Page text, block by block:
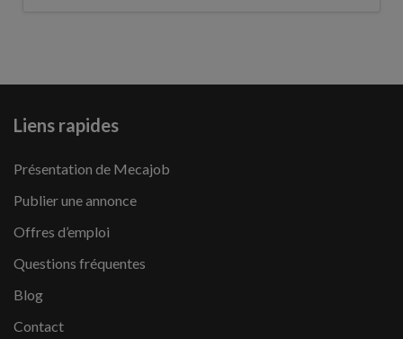
Liens rapides
Présentation de Mecajob
Publier une annonce
Offres d’emploi
Questions fréquentes
Blog
Contact